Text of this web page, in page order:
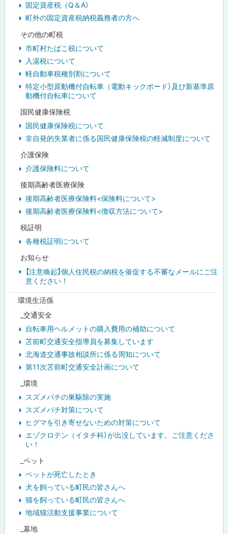
固定資産税（Q＆A）
町外の固定資産税納税義務者の方へ
その他の町税
市町村たばこ税について
入湯税について
軽自動車税種別割について
特定小型原動機付自転車（電動キックボード）及び新基準原
動機付自転車について
国民健康保険税
国民健康保険税について
非自発的失業者に係る国民健康保険税の軽減制度について
介護保険
介護保険料について
後期高齢者医療保険
後期高齢者医療保険料<保険料について>
後期高齢者医療保険料<徴収方法について>
税証明
各種税証明について
お知らせ
【注意喚起】個人住民税の納税を催促する不審なメールにご注
意ください！
環境生活係
_交通安全
自転車用ヘルメットの購入費用の補助について
苫前町交通安全指導員を募集しています
北海道交通事故相談所に係る周知について
第11次苫前町交通安全計画について
_環境
スズメバチの巣駆除の実施
スズメバチ対策について
ヒグマを引き寄せないための対策について
エゾクロテン（イタチ科）が出没しています。ご注意くださ
い！
_ペット
ペットが死亡したとき
犬を飼っている町民の皆さんへ
猫を飼っている町民の皆さんへ
地域猫活動支援事業について
_墓地